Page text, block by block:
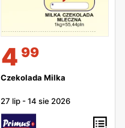
4 99
Czekolada Milka
27 lip -14 sie 2026